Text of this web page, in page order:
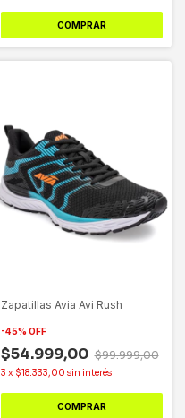
COMPRAR
Zapatillas Avia Avi Rush
-45% OFF
$54.999,00 $99.999,00
3 x $18.333,00 sin interés
COMPRAR